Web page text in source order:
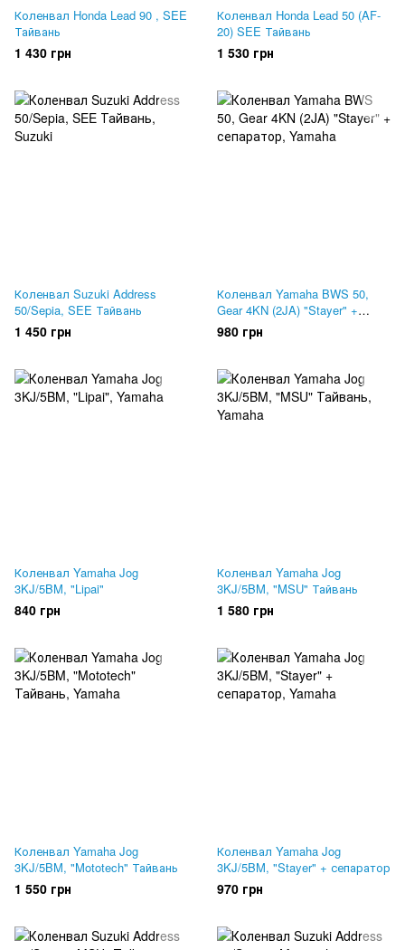
Коленвал Honda Lead 90 , SEE
Тайвань
1 430 грн
Коленвал Honda Lead 50 (AF-
20) SEE Тайвань
1 530 грн
Коленвал Suzuki Address
50/Sepia, SEE Тайвань
1 450 грн
Коленвал Yamaha BWS 50,
Gear 4KN (2JA) "Stayer" +
сепаратор
980 грн
Коленвал Yamaha Jog
3KJ/5BM, "Lipai"
840 грн
Коленвал Yamaha Jog
3KJ/5BM, "MSU" Тайвань
1 580 грн
Коленвал Yamaha Jog
3KJ/5BM, "Mototech" Тайвань
1 550 грн
Коленвал Yamaha Jog
3KJ/5BM, "Stayer" + сепаратор
970 грн